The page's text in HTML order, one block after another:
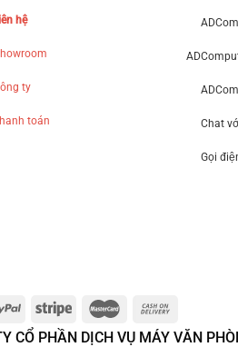
hệ
ty
toán Chat
Gọi
CỔ PHẦN DỊCH VỤ MÁY VĂN